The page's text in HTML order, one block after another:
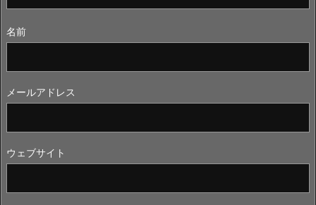
名前
メールアドレス
ウェブサイト